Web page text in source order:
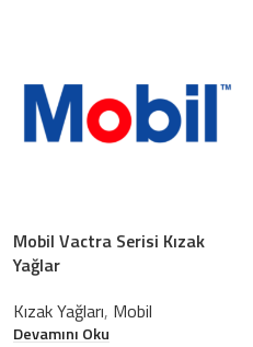
Mobil Vactra Serisi Kızak
Yağlar
Kızak Yağları, Mobil
Devamını Oku